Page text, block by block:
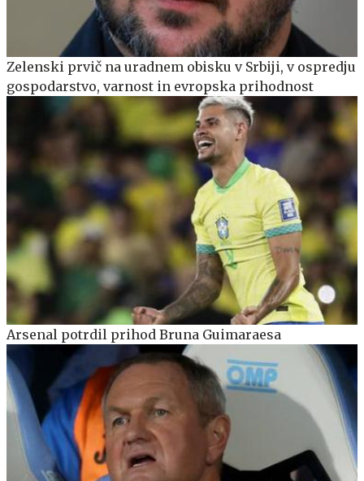
Zelenski prvič na uradnem obisku v Srbiji, v ospredju
gospodarstvo, varnost in evropska prihodnost
Arsenal potrdil prihod Bruna Guimaraesa